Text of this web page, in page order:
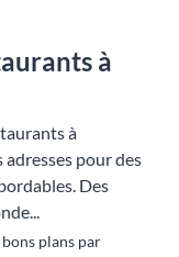
à
à
pour des
Des
plans par